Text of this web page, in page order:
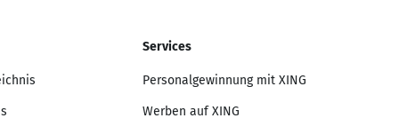
Services
Personalgewinnung mit XING
Werben auf XING